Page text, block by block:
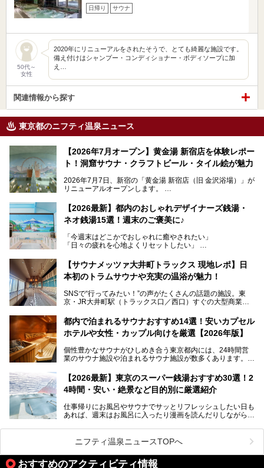
日帰り サウナ
50代～
女性
2020年にリニューアルをされたそうで、とても綺麗な施設です。
備え付けはシャンプー・コンディショナー・ボディソープに加
え…
関連情報から探す
東京都のニフティ温泉ニュース
【2026年7月オープン】黄金湯 新宿店を体験レポー
ト！洞窟サウナ・クラフトビール・タイル絵が魅力
2026年7月7日、新宿の「黄金湯 新宿店（旧 金沢浴場）」が
リニューアルオープンします。
レトロでノスタルジックなタイル絵はそのまま、昔からここ
を知る地元の人にも、新しく足を運んでくれる人にも愛され
る、今の時代の"銭湯"として生まれ変わりました。洞窟のよ
ビアバーなど、新しく登場したスポットも併せて紹介しま
す。充実した設備があるのに、基本の入浴料が銭湯価格の5
【2026最新】都内のおしゃれデザイナーズ銭湯・
ネオ銭湯15選！週末のご褒美に♪
「今週末はどこかでおしゃれに癒やされたい」
「日々の疲れを心地よくリセットしたい」
となっている新しいスタイルの銭湯です。
最近、SNSやメディアで「デザイナーズ銭湯」や「ネオ銭
本記事では、そもそもこれらがどんな銭湯なのか、その気に
いおしゃれな名店15選を、おすすめの順番で一挙にご紹介
します。
【サウナメッツァ大井町トラックス 現地レポ】日
本初のトラムサウナや充実の温浴が魅力！
SNSで“行ってみたい！”の声がたくさんの話題の施設。東
京・JR大井町駅（トラックス口／西口）すぐの大型商業施
ツァ大井町トラックス」がニューオープン。施設の様子をレ
ポ―トします。
都内で泊まれるサウナおすすめ14選！安いカプセル
ホテルや女性・カップル向けを厳選【2026年版】
個性豊かなサウナがひしめき合う東京都内には、24時間営
業のサウナ施設や泊まれるサウナ施設が数多くあります。
を旅の目的とする「サ旅」や自分へのご褒美のための宿泊な
ど、自分の好きなタイミングで好きなだけサ活ができるのが
魅力です。
最近では、男性専用施設だけでなく、カップルや女性に嬉し
い個室サウナも増えてきました。
ら、特におすすめしたい施設14選をご紹介します。
してみてください。
【2026最新】東京のスーパー銭湯おすすめ30選！2
4時間・安い・絶景など目的別に厳選紹介
仕事帰りにお風呂やサウナでサッとリフレッシュしたい日も
あれば、週末はお風呂に入ったり漫画を読んだりしながら一
また、終電を逃してしまい、「このまま朝までゆっくりでき
る場所があれば」と探した経験がある人も多いのではないで
しょうか。
ニフティ温泉ニュースTOPへ
おすすめのアクティビティ情報